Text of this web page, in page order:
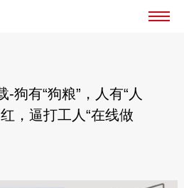
狗有“狗粮”，人有“人
，逼打工人“在线做